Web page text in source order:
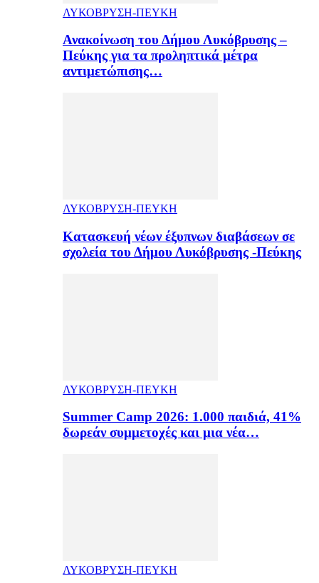
ΛΥΚΟΒΡΥΣΗ-ΠΕΥΚΗ
Ανακοίνωση του Δήμου Λυκόβρυσης –
Πεύκης για τα προληπτικά μέτρα
αντιμετώπισης…
ΛΥΚΟΒΡΥΣΗ-ΠΕΥΚΗ
Κατασκευή νέων έξυπνων διαβάσεων σε
σχολεία του Δήμου Λυκόβρυσης -Πεύκης
ΛΥΚΟΒΡΥΣΗ-ΠΕΥΚΗ
Summer Camp 2026: 1.000 παιδιά, 41%
δωρεάν συμμετοχές και μια νέα…
ΛΥΚΟΒΡΥΣΗ-ΠΕΥΚΗ